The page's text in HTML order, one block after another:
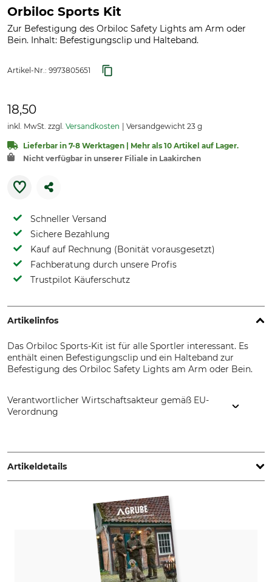
Orbiloc Sports Kit
Zur Befestigung des Orbiloc Safety Lights am Arm oder
Bein. Inhalt: Befestigungsclip und Halteband.
Artikel-Nr.: 9973805651
18,50
inkl. MwSt. zzgl. Versandkosten Versandgewicht 23 g
Lieferbar in 7-8 Werktagen | Mehr als 10 Artikel auf Lager.
Nicht verfügbar in unserer Filiale in Laakirchen
Schneller Versand
Sichere Bezahlung
Kauf auf Rechnung (Bonität vorausgesetzt)
Fachberatung durch unsere Profis
Trustpilot Käuferschutz
Artikelinfos
Das Orbiloc Sports-Kit ist für alle Sportler interessant. Es
enthält einen Befestigungsclip und ein Halteband zur
Befestigung des Orbiloc Safety Lights am Arm oder Bein.
Verantwortlicher Wirtschaftsakteur gemäß EU-
Verordnung
www.orbiloc.com
Artikeldetails
Produkttyp
Befestigungsclip
Modellbezeichnung